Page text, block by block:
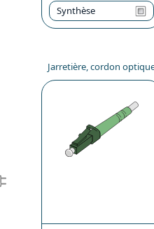
Synthèse
Jarretière, cordon